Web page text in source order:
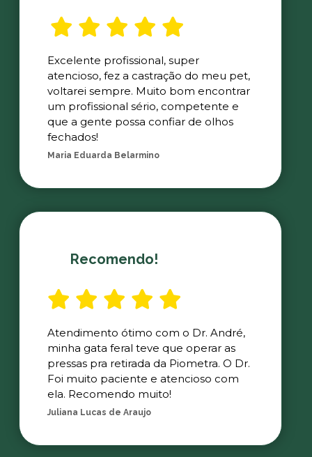
Excelente profissional, super
atencioso, fez a castração do meu pet,
voltarei sempre. Muito bom encontrar
um profissional sério, competente e
que a gente possa confiar de olhos
fechados!
Maria Eduarda Belarmino
Recomendo!
Atendimento ótimo com o Dr. André,
minha gata feral teve que operar as
pressas pra retirada da Piometra. O Dr.
Foi muito paciente e atencioso com
ela. Recomendo muito!
Juliana Lucas de Araujo